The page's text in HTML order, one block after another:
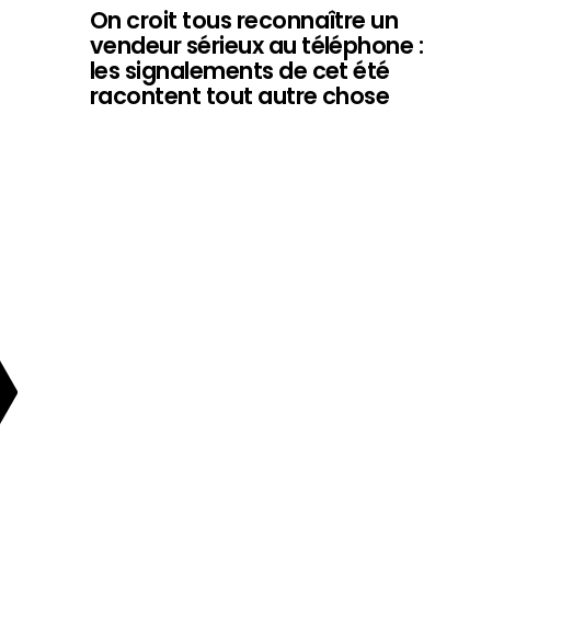
On croit tous reconnaître un
vendeur sérieux au téléphone :
les signalements de cet été
racontent tout autre chose